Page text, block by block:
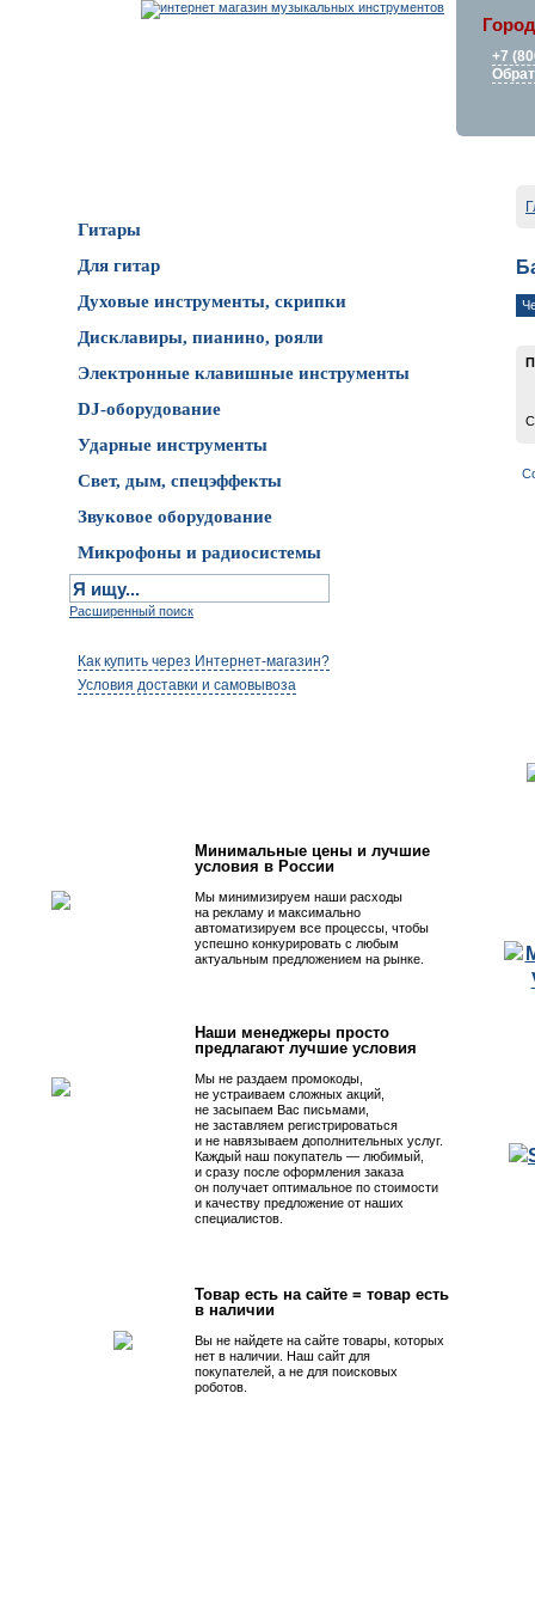
+7
Гитары
Для гитар
Духовые инструменты, скрипки
Дисклавиры, пианино, рояли
Электронные клавишные инструменты
DJ-оборудование
Ударные инструменты
Свет, дым, спецэффекты
Звуковое оборудование
Микрофоны и радиосистемы
Расширенный поиск
Как купить через Интернет-магазин?
Условия доставки и самовывоза
Минимальные цены и лучшие
условия в России
Мы минимизируем наши расходы
на рекламу и максимально
автоматизируем все процессы, чтобы
успешно конкурировать с любым
актуальным предложением на рынке.
Наши менеджеры просто
предлагают лучшие условия
Мы не раздаем промокоды,
не устраиваем сложных акций,
не засыпаем Вас письмами,
не заставляем регистрироваться
и не навязываем дополнительных услуг.
Каждый наш покупатель — любимый,
и сразу после оформления заказа
он получает оптимальное по стоимости
и качеству предложение от наших
специалистов.
Товар есть на сайте = товар есть
в наличии
Вы не найдете на сайте товары, которых
нет в наличии. Наш сайт для
покупателей, а не для поисковых
роботов.